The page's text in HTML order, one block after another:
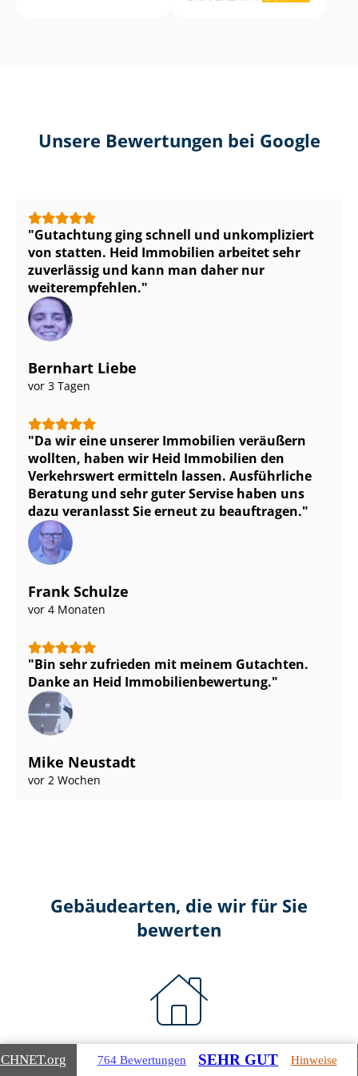
Unsere Bewertungen bei Google
Gutachtung ging schnell und unkompliziert
von statten. Heid Immobilien arbeitet sehr
zuverlässig und kann man daher nur
weiterempfehlen.
Bernhart Liebe
vor 3 Tagen
Da wir eine unserer Immobilien veräußern
wollten, haben wir Heid Immobilien den
Verkehrswert ermitteln lassen. Ausführliche
Beratung und sehr guter Servise haben uns
dazu veranlasst Sie erneut zu beauftragen.
Frank Schulze
vor 4 Monaten
Bin sehr zufrieden mit meinem Gutachten.
Danke an Heid Im­mo­bi­li­en­be­wer­tung.
Mike Neustadt
vor 2 Wochen
Gebäudearten, die wir für Sie
bewerten
Wohnimmobilien
.org 764 Bewertungen SEHR GUT Hinweise